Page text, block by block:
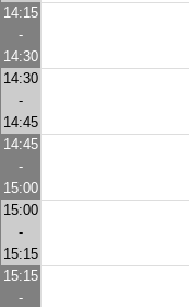
14:15
-
14:30
14:30
-
14:45
14:45
-
15:00
15:00
-
15:15
15:15
-